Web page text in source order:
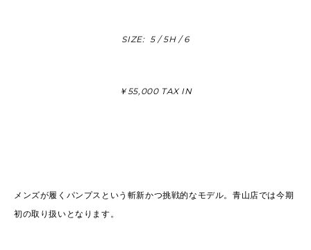
SIZE: 5 / 5H / 6
￥55,000 TAX IN
メンズが履くパンプスという斬新かつ挑戦的なモデル。青山店では今期
初の取り扱いとなります。